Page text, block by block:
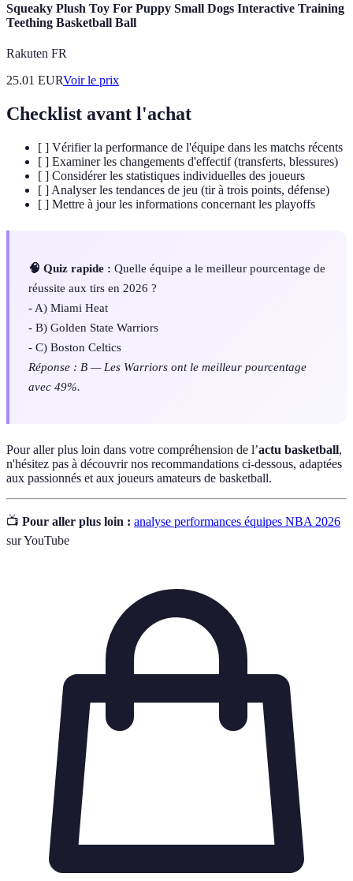
Squeaky Plush Toy For Puppy Small Dogs Interactive Training
Teething Basketball Ball
Rakuten FR
25.01 EURVoir le prix
Checklist avant l'achat
[ ] Vérifier la performance de l'équipe dans les matchs récents
[ ] Examiner les changements d'effectif (transferts, blessures)
[ ] Considérer les statistiques individuelles des joueurs
[ ] Analyser les tendances de jeu (tir à trois points, défense)
[ ] Mettre à jour les informations concernant les playoffs
🧠 Quiz rapide : Quelle équipe a le meilleur pourcentage de
réussite aux tirs en 2026 ?
- A) Miami Heat
- B) Golden State Warriors
- C) Boston Celtics
Réponse : B — Les Warriors ont le meilleur pourcentage
avec 49%.
Pour aller plus loin dans votre compréhension de l’actu basketball,
n'hésitez pas à découvrir nos recommandations ci-dessous, adaptées
aux passionnés et aux joueurs amateurs de basketball.
📺 Pour aller plus loin : analyse performances équipes NBA 2026
sur YouTube